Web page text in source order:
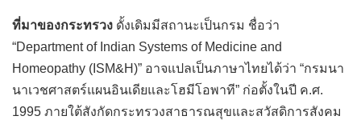
ที่มาของกระทรวง ดั้งเดิมมีสถานะเป็นกรม ชื่อว่า
“Department of Indian Systems of Medicine and
Homeopathy (ISM&H)” อาจแปลเป็นภาษาไทยได้ว่า “กรมนา
นาเวชศาสตร์แผนอินเดียและโฮมีโอพาที” ก่อตั้งในปี ค.ศ.
1995 ภายใต้สังกัดกระทรวงสาธารณสุขและสวัสดิการสังคม